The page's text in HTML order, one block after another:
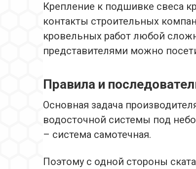
Крепление к подшивке свеса
контакты строительных
кровельных работ любой
представителями можно
Правила и
Основная задача
водосточной системы под
– система самотечная.
Поэтому с одной стороны